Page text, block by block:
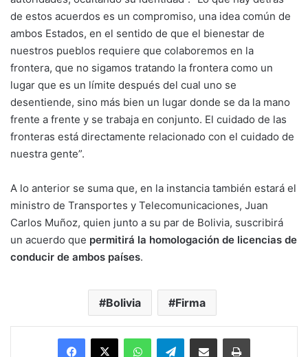
de estos acuerdos es un compromiso, una idea común de
ambos Estados, en el sentido de que el bienestar de
nuestros pueblos requiere que colaboremos en la
frontera, que no sigamos tratando la frontera como un
lugar que es un límite después del cual uno se
desentiende, sino más bien un lugar donde se da la mano
frente a frente y se trabaja en conjunto. El cuidado de las
fronteras está directamente relacionado con el cuidado de
nuestra gente”.
A lo anterior se suma que, en la instancia también estará el
ministro de Transportes y Telecomunicaciones, Juan
Carlos Muñoz, quien junto a su par de Bolivia, suscribirá
un acuerdo que permitirá la homologación de licencias de
conducir de ambos países.
Bolivia Firma
Facebook
X WhatsAppTelegramEnviar vía email Imprimir